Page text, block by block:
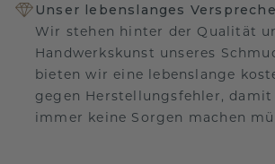
Unser lebenslanges
Wir stehen hinter der Qualität
Handwerkskunst unseres
bieten wir eine lebenslange
gegen Herstellungsfehler,
immer keine Sorgen machen